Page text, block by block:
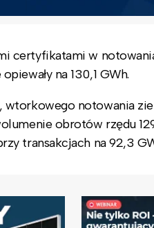
certyfikatami w
na 130,1 GWh.
wtorkowego notowania
obrotów rzędu
transakcjach na 92,3